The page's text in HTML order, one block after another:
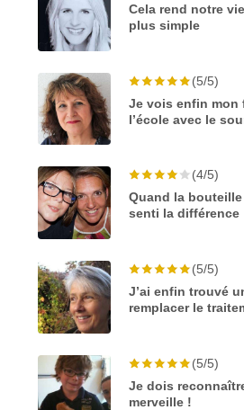
Cela rend notre
plus simple
(5/5)
Je vois enfin mon
l’école avec le
(4/5)
Quand la
senti la différence
(5/5)
J’ai enfin trouvé
remplacer le
(5/5)
Je dois
merveille !